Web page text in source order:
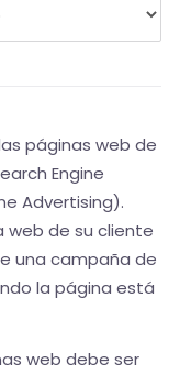
páginas web de
Engine
Advertising).
web de su cliente
una campaña de
la página está
web debe ser